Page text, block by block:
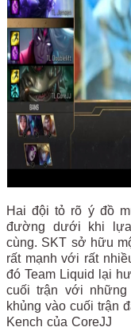
Hai đội tỏ rõ ý đồ
đường dưới khi
cùng. SKT sở hữu
rất mạnh với rất
đó Team Liquid lại
cuối trận với
khủng vào cuối trận
Kench của CoreJJ